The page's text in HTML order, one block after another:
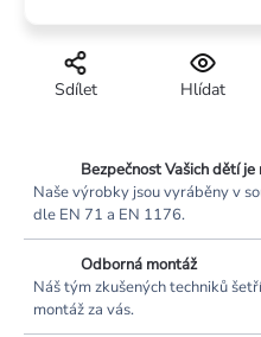
Hlídat
Sdílet
Bezpečnost Vašich dětí
Naše výrobky jsou vyráběny v
dle EN 71 a EN 1176.
Odborná montáž
Náš tým zkušených techniků
montáž za vás.